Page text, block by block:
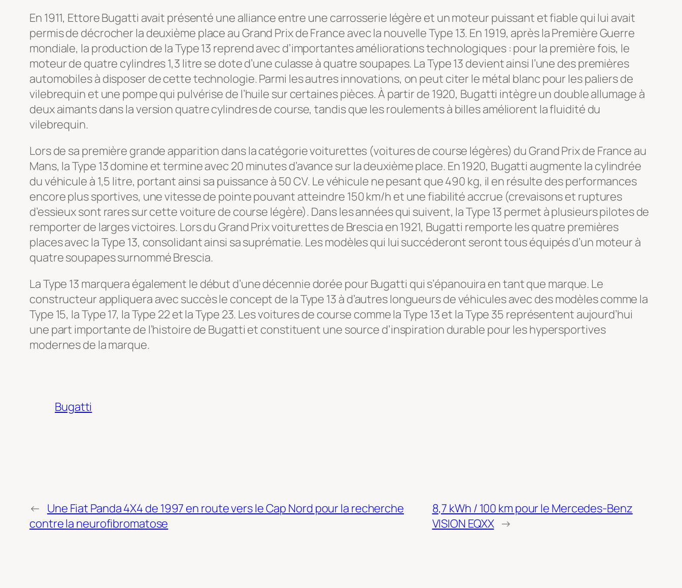
En 1911, Ettore Bugatti avait présenté une alliance entre une carrosserie légère et un moteur puissant et fiable qui lui avait
permis de décrocher la deuxième place au Grand Prix de France avec la nouvelle Type 13. En 1919, après la Première Guerre
mondiale, la production de la Type 13 reprend avec d’importantes améliorations technologiques : pour la première fois, le
moteur de quatre cylindres 1,3 litre se dote d’une culasse à quatre soupapes. La Type 13 devient ainsi l’une des premières
automobiles à disposer de cette technologie. Parmi les autres innovations, on peut citer le métal blanc pour les paliers de
vilebrequin et une pompe qui pulvérise de l’huile sur certaines pièces. À partir de 1920, Bugatti intègre un double allumage à
deux aimants dans la version quatre cylindres de course, tandis que les roulements à billes améliorent la fluidité du
vilebrequin.
Lors de sa première grande apparition dans la catégorie voiturettes (voitures de course légères) du Grand Prix de France au
Mans, la Type 13 domine et termine avec 20 minutes d’avance sur la deuxième place. En 1920, Bugatti augmente la cylindrée
du véhicule à 1,5 litre, portant ainsi sa puissance à 50 CV. Le véhicule ne pesant que 490 kg, il en résulte des performances
encore plus sportives, une vitesse de pointe pouvant atteindre 150 km/h et une fiabilité accrue (crevaisons et ruptures
d’essieux sont rares sur cette voiture de course légère). Dans les années qui suivent, la Type 13 permet à plusieurs pilotes de
remporter de larges victoires. Lors du Grand Prix voiturettes de Brescia en 1921, Bugatti remporte les quatre premières
places avec la Type 13, consolidant ainsi sa suprématie. Les modèles qui lui succéderont seront tous équipés d’un moteur à
quatre soupapes surnommé Brescia.
La Type 13 marquera également le début d’une décennie dorée pour Bugatti qui s’épanouira en tant que marque. Le
constructeur appliquera avec succès le concept de la Type 13 à d’autres longueurs de véhicules avec des modèles comme la
Type 15, la Type 17, la Type 22 et la Type 23. Les voitures de course comme la Type 13 et la Type 35 représentent aujourd’hui
une part importante de l’histoire de Bugatti et constituent une source d’inspiration durable pour les hypersportives
modernes de la marque.
Bugatti
← Une Fiat Panda 4X4 de 1997 en route vers le Cap Nord pour la recherche
contre la neurofibromatose
8,7 kWh / 100 km pour le Mercedes-Benz
VISION EQXX →